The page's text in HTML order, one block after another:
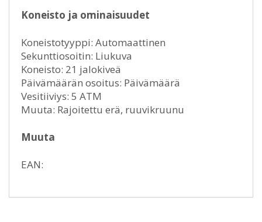
Koneisto ja ominaisuudet
Koneistotyyppi: Automaattinen
Sekunttiosoitin: Liukuva
Koneisto: 21 jalokiveä
Päivämäärän osoitus: Päivämäärä
Vesitiiviys: 5 ATM
Muuta: Rajoitettu erä, ruuvikruunu
Muuta
EAN: